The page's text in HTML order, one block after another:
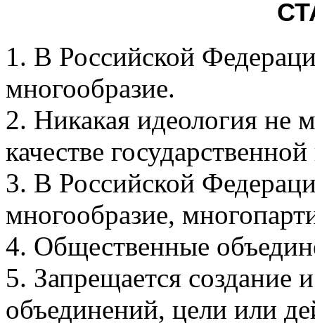
1. В Российской
многообразие.
2. Никакая идеология не
качестве
3. В Российской
многообразие,
4. Общественные
5. Запрещается создание
объединений, цели или